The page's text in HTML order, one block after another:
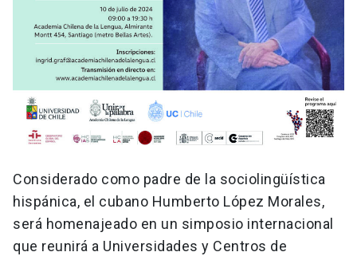
Considerado como padre de la sociolingüística
hispánica, el cubano Humberto López Morales,
será homenajeado en un simposio internacional
que reunirá a Universidades y Centros de